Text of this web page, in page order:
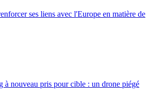
ses liens avec l'Europe en matière de
à nouveau pris pour cible : un drone piégé